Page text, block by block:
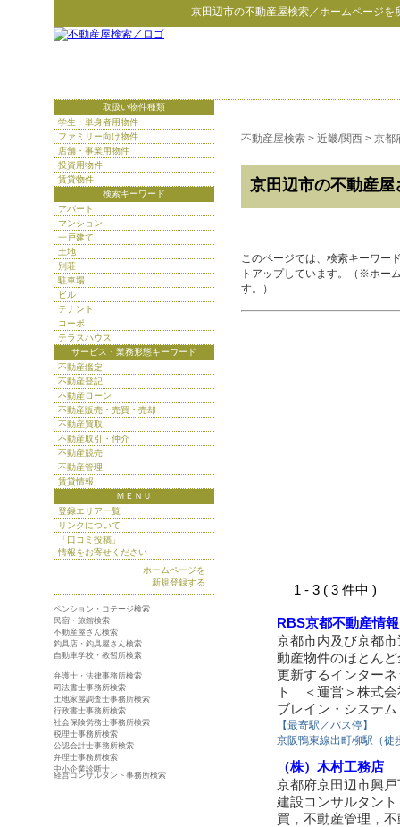
京田辺市の不動産屋検索／ホームページを
不動産屋検索 > 近畿/関西 > 京都
京田辺市の不動産屋
このページでは、検索キーワー
トアップしています。（※ホー
す。）
1 - 3 ( 3 件中 )
RBS京都不動産情
京都市内及び京都
動産物件のほとん
更新するインター
ト ＜運営＞株式会
ブレイン・システム
【最寄駅／バス停】
京阪鴨東線出町柳駅（徒
（株）木村工務店
京都府京田辺市興
建設コンサルタン
買，不動産管理，
取扱い物件種類
学生・単身者用物件
ファミリー向け物件
店舗・事業用物件
投資用物件
賃貸物件
検索キーワード
アパート
マンション
一戸建て
土地
別荘
駐車場
ビル
テナント
コーポ
テラスハウス
サービス・業務形態キーワード
不動産鑑定
不動産登記
不動産ローン
不動産販売・売買・売却
不動産買取
不動産取引・仲介
不動産競売
不動産管理
賃貸情報
ＭＥＮＵ
登録エリア一覧
リンクについて
「口コミ投稿」
情報をお寄せください
ホームページを
新規登録する
ペンション・コテージ検索
民宿・旅館検索
不動産屋さん検索
釣具店・釣具屋さん検索
自動車学校・教習所検索
弁護士・法律事務所検索
司法書士事務所検索
土地家屋調査士事務所検索
行政書士事務所検索
社会保険労務士事務所検索
税理士事務所検索
公認会計士事務所検索
弁理士事務所検索
中小企業診断士
経営コンサルタント事務所検索